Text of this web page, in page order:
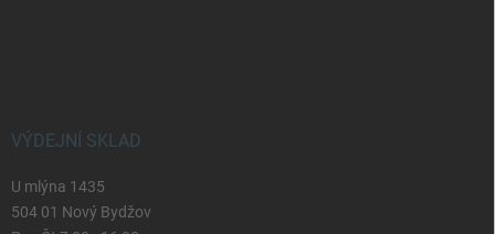
VÝDEJNÍ SKLAD
U mlýna 1435
504 01 Nový Bydžov